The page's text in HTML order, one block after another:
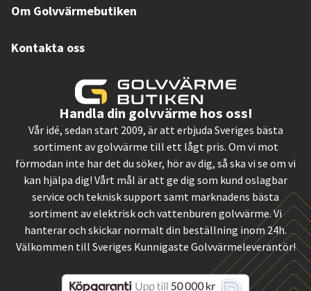
Om Golvvärmebutiken
Kontakta oss
Handla din golvvärme hos oss!
Vår idé, sedan start 2009, är att erbjuda Sveriges bästa
sortiment av golvvärme till ett lågt pris. Om vi mot
förmodan inte har det du söker, hör av dig, så ska vi se om vi
kan hjälpa dig! Vårt mål är att ge dig som kund oslagbar
service och teknisk support samt marknadens bästa
sortiment av elektrisk och vattenburen golvvärme. Vi
hanterar och skickar normalt din beställning inom 24h.
Välkommen till Sveriges Kunnigaste Golvvärmeleverantör!